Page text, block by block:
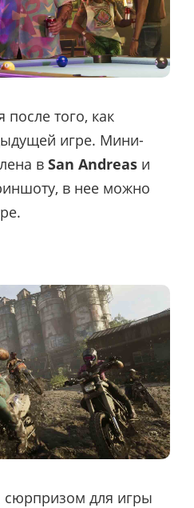
того, как
игре. Мини-
в San Andreas и
в нее можно
для игры